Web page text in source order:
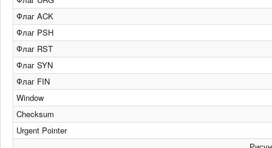
Флаг ACK
Флаг PSH
Флаг RST
Флаг SYN
Флаг FIN
Window
Checksum
Urgent Pointer